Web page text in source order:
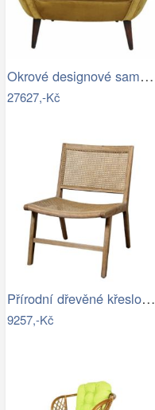
Okrové designové sametové křeslo Almond…
27627,-Kč
Přírodní dřevěné křeslo s výpletem…
9257,-Kč